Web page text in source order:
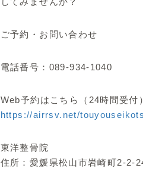
ご予約・お問い合わせ
電話番号：089-934-1040
Web予約はこちら（24時間受付
https://airrsv.net/
東洋整骨院
住所：愛媛県松山市岩崎町2-2-